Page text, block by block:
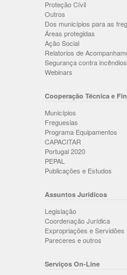
Proteção Cívil
Outros
Dos municípios para as
Áreas protegidas
Ação Social
Relatorios de
Segurança contra
Webinars
Cooperação Técnica e
Municípios
Freguesias
Programa Equipamentos
CAPACITAR
Portugal 2020
PEPAL
Publicações e Estudos
Assuntos Jurídicos
Legislação
Coordenação Jurídica
Expropriações e Servidões
Pareceres e outros
Serviços On-Line